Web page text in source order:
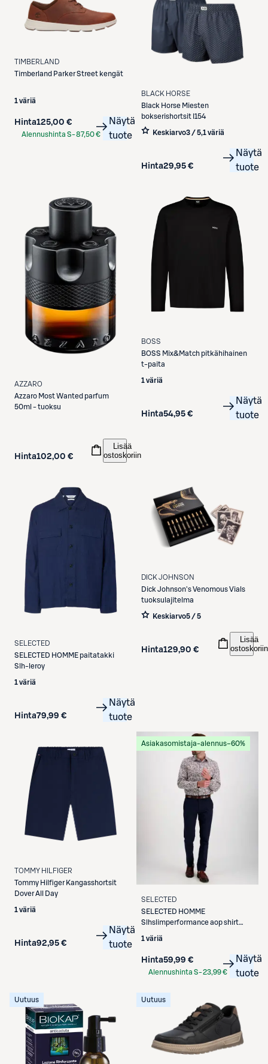
TIMBERLAND
Timberland Parker Street kengät
1 väriä
Hinta125,00 €
Alennushinta S-87,50 €
Näytä
tuote
BLACK HORSE
Black Horse Miesten
bokserishortsit I154
Keskiarvo3 / 5,1 väriä
Hinta29,95 €
Näytä
tuote
AZZARO
Azzaro Most Wanted parfum
50ml - tuoksu
Hinta102,00 €
Lisää
ostoskoriin
BOSS
BOSS Mix&Match pitkähihainen
t-paita
1 väriä
Hinta54,95 €
Näytä
tuote
SELECTED
SELECTED HOMME paitatakki
Slh-leroy
1 väriä
Hinta79,99 €
Näytä
tuote
DICK JOHNSON
Dick Johnson's Venomous Vials
tuoksulajitelma
Keskiarvo5 / 5
Hinta129,90 €
Lisää
ostoskoriin
TOMMY HILFIGER
Tommy Hilfiger Kangasshortsit
Dover All Day
1 väriä
Hinta92,95 €
Näytä
tuote
Asiakasomistaja-alennus−60%
SELECTED
SELECTED HOMME
Slhslimperformance aop shirt
1 väriä
Hinta59,99 €
Alennushinta S-23,99 €
Näytä
tuote
Uutuus Uutuus